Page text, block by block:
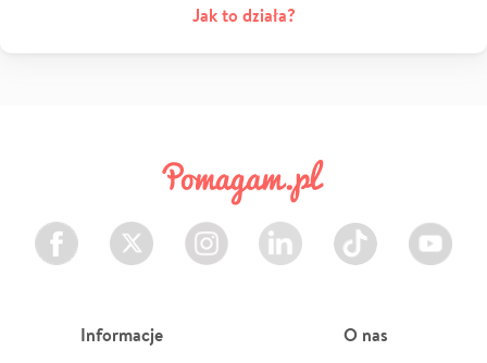
Jak to działa?
Facebook Twitter Instagram LinkedIn TikTok Youtube
Informacje O nas